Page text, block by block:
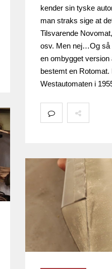
kender sin tyske
man straks sige at
Tilsvarende
osv. Men nej…Og så
en ombygget
bestemt en
Westautomaten i